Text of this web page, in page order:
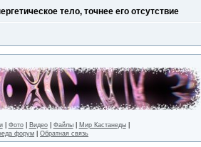
тело, точнее его отсутствие
| Фото| Видео| Файлы| Мир Кастанеды|
форум |Обратная связь